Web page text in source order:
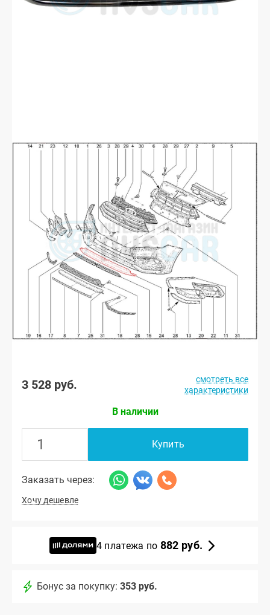
3 528 руб.
смотреть все
характеристики
В наличии
Купить
Заказать через:
Хочу дешевле
4 платежа по 882 руб.
Бонус за покупку: 353 руб.